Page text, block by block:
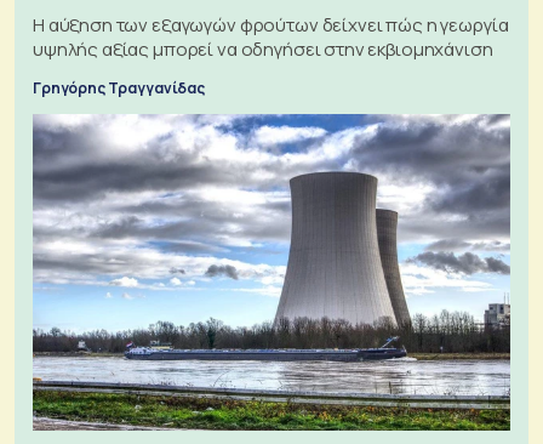
Η αύξηση των εξαγωγών φρούτων δείχνει πώς η γεωργία
υψηλής αξίας μπορεί να οδηγήσει στην εκβιομηχάνιση
Γρηγόρης Τραγγανίδας